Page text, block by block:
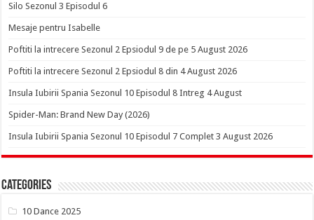
Silo Sezonul 3 Episodul 6
Mesaje pentru Isabelle
Poftiti la intrecere Sezonul 2 Epsiodul 9 de pe 5 August 2026
Poftiti la intrecere Sezonul 2 Epsiodul 8 din 4 August 2026
Insula Iubirii Spania Sezonul 10 Episodul 8 Intreg 4 August
Spider-Man: Brand New Day (2026)
Insula Iubirii Spania Sezonul 10 Episodul 7 Complet 3 August 2026
Categories
10 Dance 2025